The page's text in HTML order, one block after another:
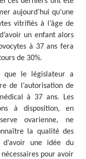
aujourd’hui qu’une
vitrifiés à l’âge de
un enfant alors
à 37 ans fera
de 30%.
que le législateur a
de l’autorisation de
à 37 ans. Les
à disposition, en
ovarienne, ne
la qualité des
une idée du
pour avoir